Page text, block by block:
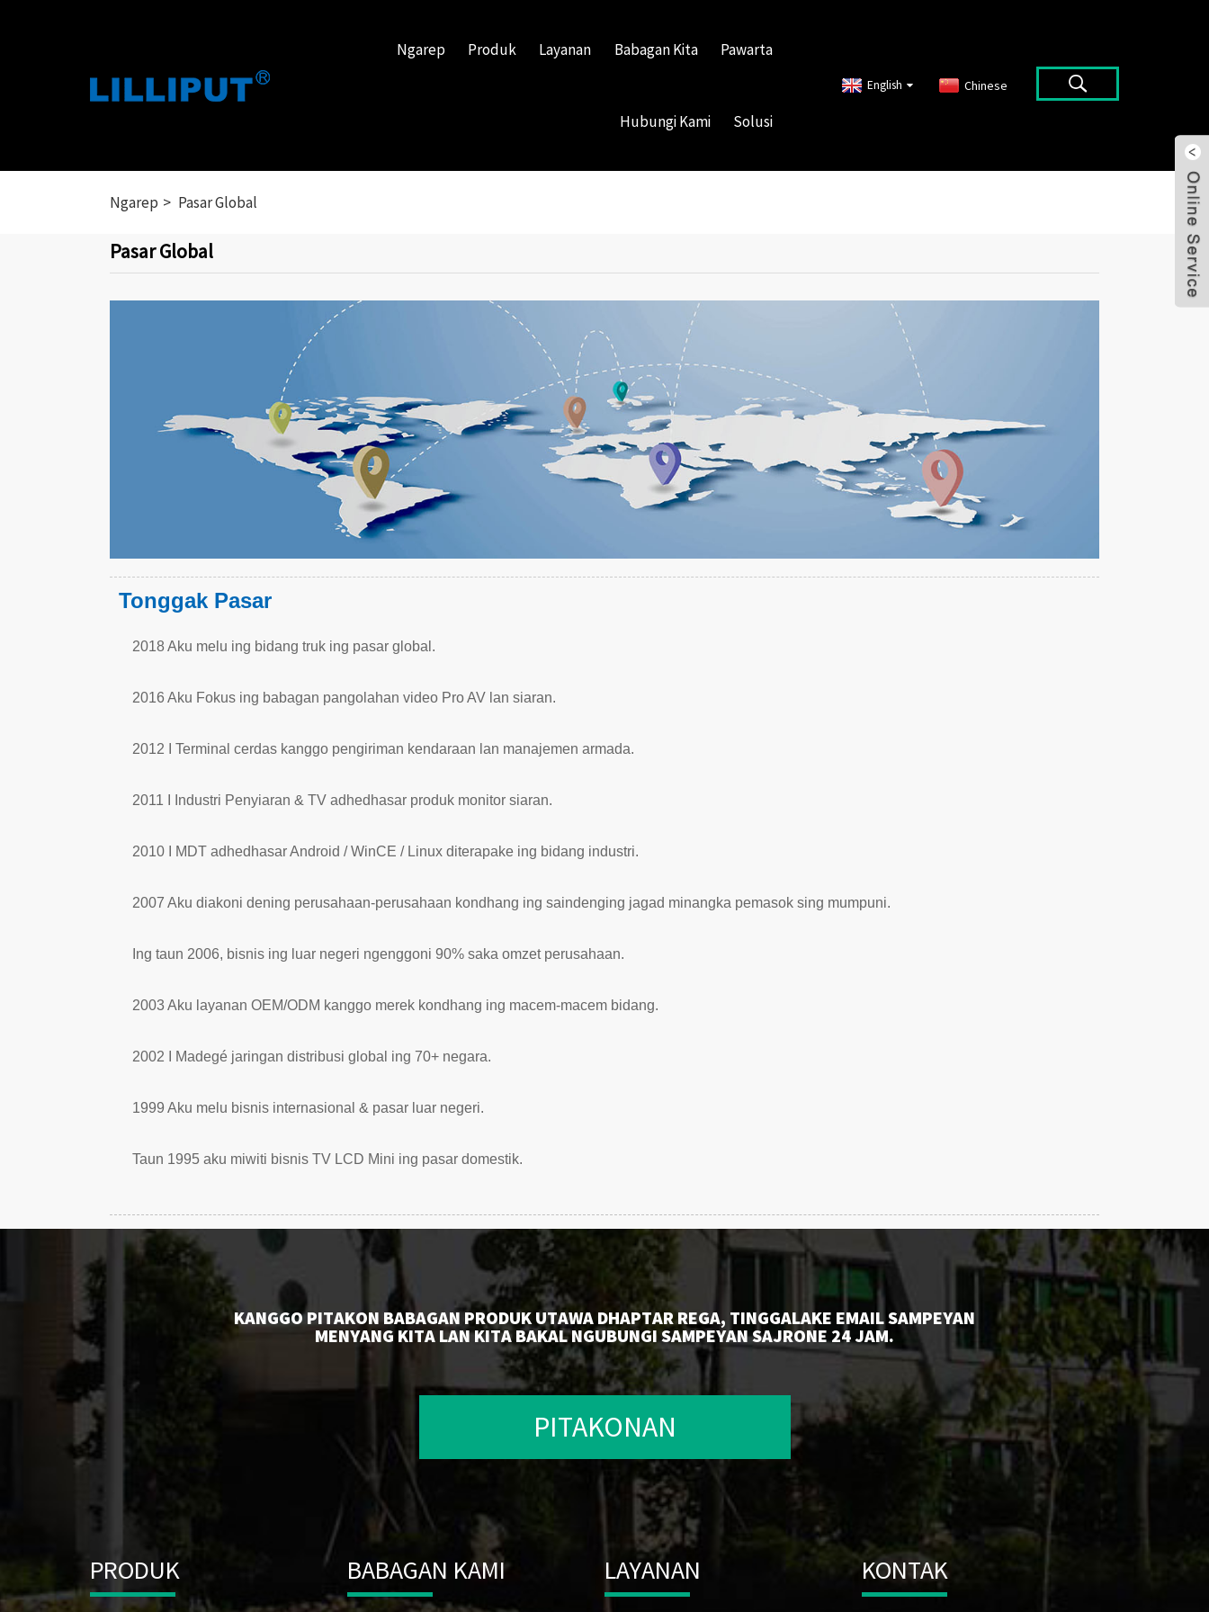
Ngarep Produk Layanan Babagan Kita Pawarta
Hubungi Kami Solusi
English Chinese
Ngarep Pasar Global
Pasar Global
Tonggak Pasar
2018 Aku melu ing bidang truk ing pasar global.
2016 Aku Fokus ing babagan pangolahan video Pro AV lan siaran.
2012 I Terminal cerdas kanggo pengiriman kendaraan lan manajemen armada.
2011 I Industri Penyiaran & TV adhedhasar produk monitor siaran.
2010 I MDT adhedhasar Android / WinCE / Linux diterapake ing bidang industri.
2007 Aku diakoni dening perusahaan-perusahaan kondhang ing saindenging jagad minangka pemasok sing mumpuni.
Ing taun 2006, bisnis ing luar negeri ngenggoni 90% saka omzet perusahaan.
2003 Aku layanan OEM/ODM kanggo merek kondhang ing macem-macem bidang.
2002 I Madegé jaringan distribusi global ing 70+ negara.
1999 Aku melu bisnis internasional & pasar luar negeri.
Taun 1995 aku miwiti bisnis TV LCD Mini ing pasar domestik.
KANGGO PITAKON BABAGAN PRODUK UTAWA DHAPTAR REGA, TINGGALAKE EMAIL SAMPEYAN
MENYANG KITA LAN KITA BAKAL NGUBUNGI SAMPEYAN SAJRONE 24 JAM.
PITAKONAN
PRODUK BABAGAN KAMI LAYANAN KONTAK